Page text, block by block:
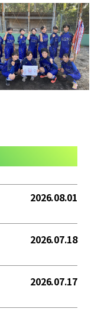
2026.08.01
2026.07.18
2026.07.17